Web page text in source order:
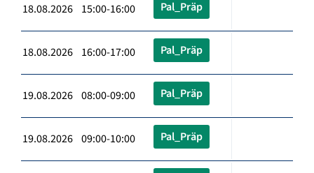
18.08.2026 15:00-16:00 Pal_Präp
18.08.2026 16:00-17:00 Pal_Präp
19.08.2026 08:00-09:00 Pal_Präp
19.08.2026 09:00-10:00 Pal_Präp